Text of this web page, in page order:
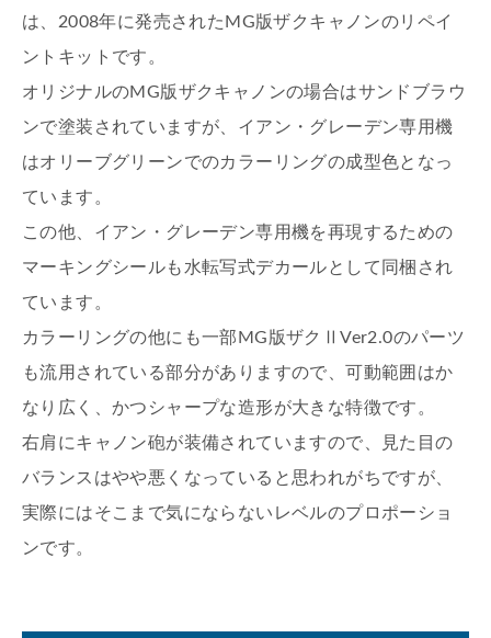
は、2008年に発売されたMG版ザクキャノンのリペイ
ントキットです。
オリジナルのMG版ザクキャノンの場合はサンドブラウ
ンで塗装されていますが、イアン・グレーデン専用機
はオリーブグリーンでのカラーリングの成型色となっ
ています。
この他、イアン・グレーデン専用機を再現するための
マーキングシールも水転写式デカールとして同梱され
ています。
カラーリングの他にも一部MG版ザクⅡVer2.0のパーツ
も流用されている部分がありますので、可動範囲はか
なり広く、かつシャープな造形が大きな特徴です。
右肩にキャノン砲が装備されていますので、見た目の
バランスはやや悪くなっていると思われがちですが、
実際にはそこまで気にならないレベルのプロポーショ
ンです。